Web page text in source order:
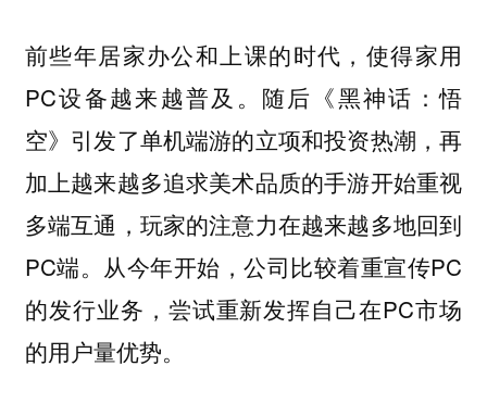
前些年居家办公和上课的时代，使得家用
PC设备越来越普及。随后《黑神话：悟
空》引发了单机端游的立项和投资热潮，再
加上越来越多追求美术品质的手游开始重视
多端互通，玩家的注意力在越来越多地回到
PC端。从今年开始，公司比较着重宣传PC
的发行业务，尝试重新发挥自己在PC市场
的用户量优势。